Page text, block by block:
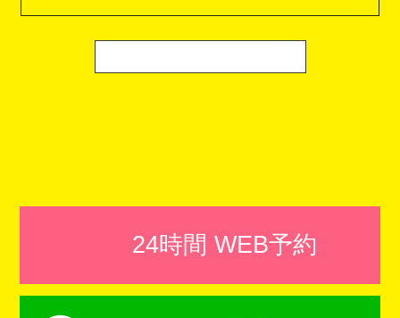
24時間 WEB予約